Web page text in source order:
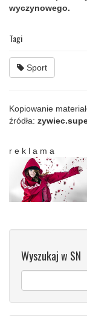
wyczynowego.
Tagi
Sport
Kopiowanie
źródła:
r e k l a m a
Wyszukaj w SN